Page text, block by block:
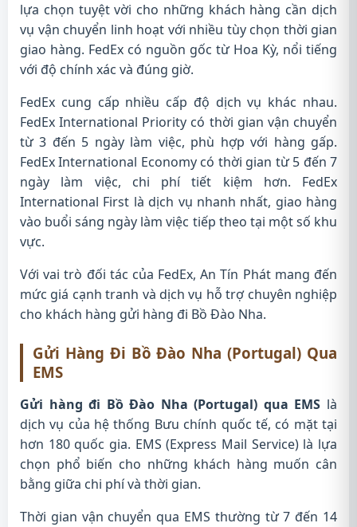
lựa chọn tuyệt vời cho những khách hàng cần dịch
vụ vận chuyển linh hoạt với nhiều tùy chọn thời gian
giao hàng. FedEx có nguồn gốc từ Hoa Kỳ, nổi tiếng
với độ chính xác và đúng giờ.
FedEx cung cấp nhiều cấp độ dịch vụ khác nhau.
FedEx International Priority có thời gian vận chuyển
từ 3 đến 5 ngày làm việc, phù hợp với hàng gấp.
FedEx International Economy có thời gian từ 5 đến 7
ngày làm việc, chi phí tiết kiệm hơn. FedEx
International First là dịch vụ nhanh nhất, giao hàng
vào buổi sáng ngày làm việc tiếp theo tại một số khu
vực.
Với vai trò đối tác của FedEx, An Tín Phát mang đến
mức giá cạnh tranh và dịch vụ hỗ trợ chuyên nghiệp
cho khách hàng gửi hàng đi Bồ Đào Nha.
Gửi Hàng Đi Bồ Đào Nha (Portugal) Qua
EMS
Gửi hàng đi Bồ Đào Nha (Portugal) qua EMS là
dịch vụ của hệ thống Bưu chính quốc tế, có mặt tại
hơn 180 quốc gia. EMS (Express Mail Service) là lựa
chọn phổ biến cho những khách hàng muốn cân
bằng giữa chi phí và thời gian.
Thời gian vận chuyển qua EMS thường từ 7 đến 14